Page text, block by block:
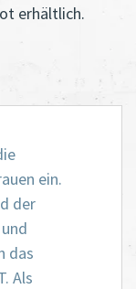
erhältlich.
ein.
der
das
Als